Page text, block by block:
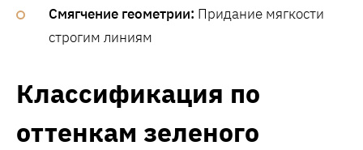
Смягчение геометрии: Придание мягкости
строгим линиям
Классификация по
оттенкам зеленого